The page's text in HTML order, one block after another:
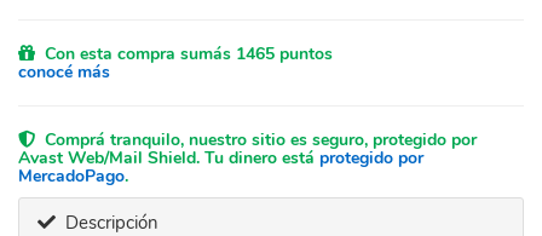
Con esta compra sumás 1465 puntos
conocé más
Comprá tranquilo, nuestro sitio es seguro, protegido por
Avast Web/Mail Shield. Tu dinero está protegido por
MercadoPago.
Descripción